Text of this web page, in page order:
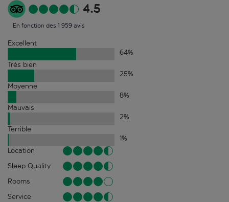
4.5
En fonction des 1 959 avis
Excellent
64%
Très bien
25%
Moyenne
8%
Mauvais
2%
Terrible
1%
Location
Sleep Quality
Rooms
Service